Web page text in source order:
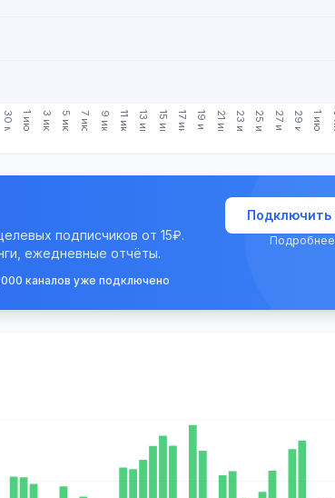
30 мая 1 июн. 3 июн. 5 июн. 7 июн. 9 июн. 11 июн. 13 июн. 15 июн. 17 июн. 19 июн. 21 июн. 23 июн. 25 июн. 27 июн. 29 июн. 1 июл.
подписчиков от 15₽.
ежедневные отчёты.
каналов уже подключено
Подключить